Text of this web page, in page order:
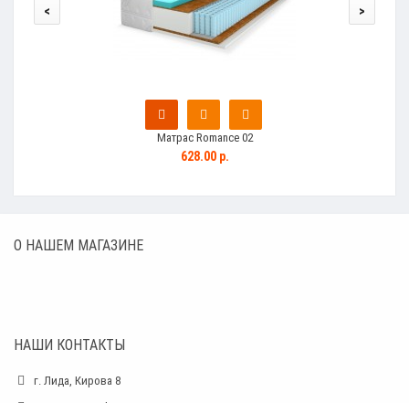
Матрас Romance 02
628.00 р.
< >
О НАШЕМ МАГАЗИНЕ
НАШИ КОНТАКТЫ
г. Лида, Кирова 8